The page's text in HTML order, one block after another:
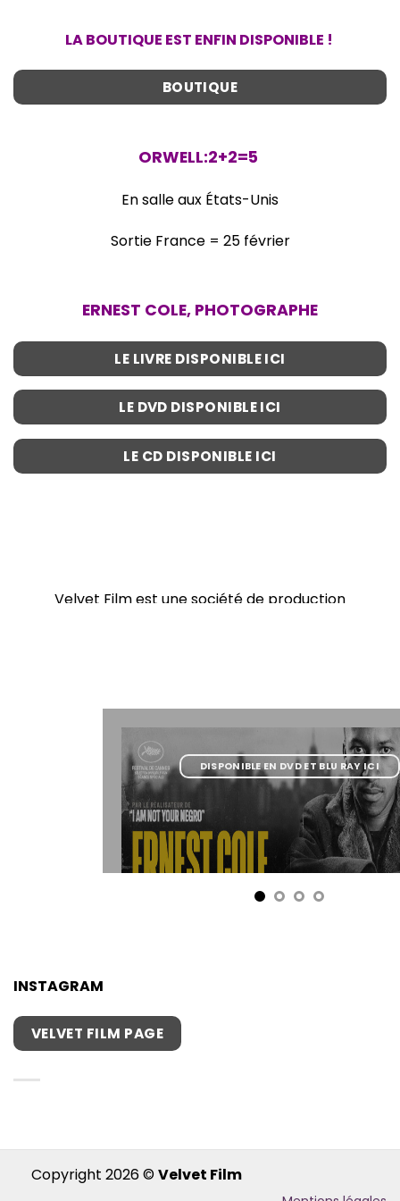
LA BOUTIQUE EST ENFIN DISPONIBLE !
BOUTIQUE
ORWELL:2+2=5
En salle aux États-Unis
Sortie France = 25 février
ERNEST COLE, PHOTOGRAPHE
LE LIVRE DISPONIBLE ICI
LE DVD DISPONIBLE ICI
LE CD DISPONIBLE ICI
Velvet Film est une société de production
DISPONIBLE EN DVD ET BLU RAY ICI
INSTAGRAM
VELVET FILM PAGE
Copyright 2026 © Velvet Film